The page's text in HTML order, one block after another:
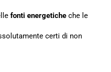
fonti energetiche che le
certi di non